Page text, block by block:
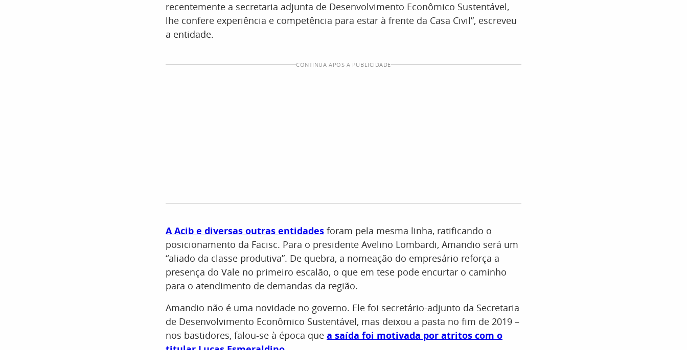
recentemente a secretaria adjunta de Desenvolvimento Econômico Sustentável,
lhe confere experiência e competência para estar à frente da Casa Civil”, escreveu
a entidade.
CONTINUA APÓS A PUBLICIDADE
A Acib e diversas outras entidades foram pela mesma linha, ratificando o
posicionamento da Facisc. Para o presidente Avelino Lombardi, Amandio será um
“aliado da classe produtiva”. De quebra, a nomeação do empresário reforça a
presença do Vale no primeiro escalão, o que em tese pode encurtar o caminho
para o atendimento de demandas da região.
Amandio não é uma novidade no governo. Ele foi secretário-adjunto da Secretaria
de Desenvolvimento Econômico Sustentável, mas deixou a pasta no fim de 2019 –
nos bastidores, falou-se à época que a saída foi motivada por atritos com o